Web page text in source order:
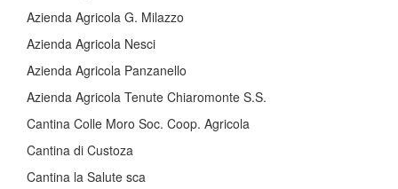
Azienda Agricola G. Milazzo
Azienda Agricola Nesci
Azienda Agricola Panzanello
Azienda Agricola Tenute Chiaromonte S.S.
Cantina Colle Moro Soc. Coop. Agricola
Cantina di Custoza
Cantina la Salute sca